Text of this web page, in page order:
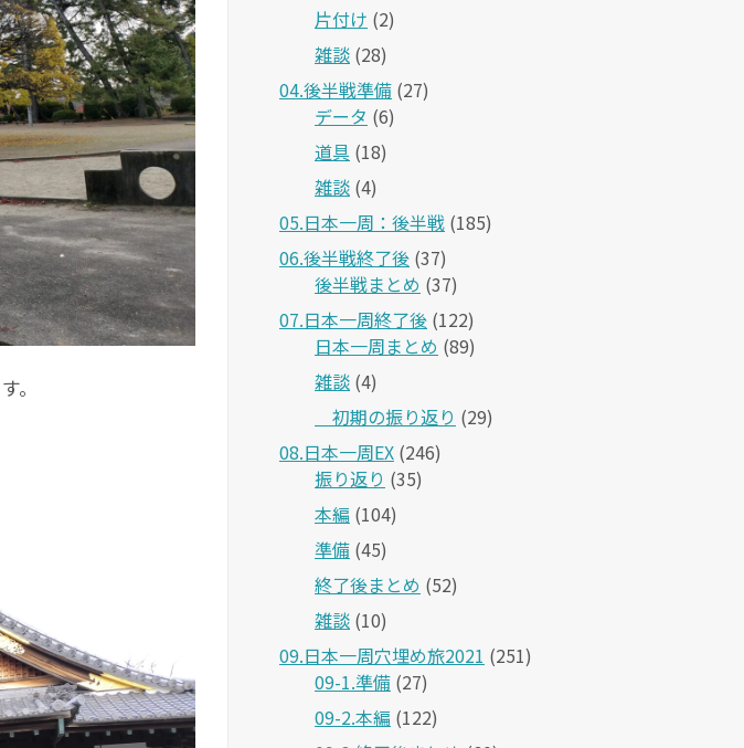
。
片付け (2)
雑談 (28)
04.後半戦準備 (27)
データ (6)
道具 (18)
雑談 (4)
05.日本一周：後半戦 (185)
06.後半戦終了後 (37)
後半戦まとめ (37)
07.日本一周終了後 (122)
日本一周まとめ (89)
雑談 (4)
＿初期の振り返り (29)
08.日本一周EX (246)
振り返り (35)
本編 (104)
準備 (45)
終了後まとめ (52)
雑談 (10)
09.日本一周穴埋め旅2021 (251)
09-1.準備 (27)
09-2.本編 (122)